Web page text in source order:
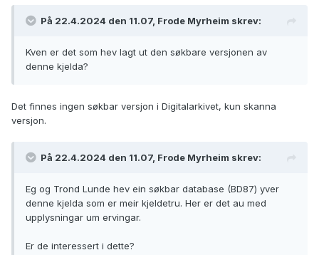
På 22.4.2024 den 11.07, Frode Myrheim skrev:
Kven er det som hev lagt ut den søkbare versjonen av
denne kjelda?
Det finnes ingen søkbar versjon i Digitalarkivet, kun skanna
versjon.
På 22.4.2024 den 11.07, Frode Myrheim skrev:
Eg og Trond Lunde hev ein søkbar database (BD87) yver
denne kjelda som er meir kjeldetru. Her er det au med
upplysningar um ervingar.
Er de interessert i dette?